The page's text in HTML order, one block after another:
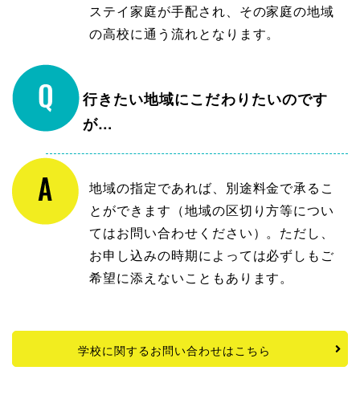
ステイ家庭が手配され、その家庭の地域
の高校に通う流れとなります。
行きたい地域にこだわりたいのです
が…
地域の指定であれば、別途料金で承るこ
とができます（地域の区切り方等につい
てはお問い合わせください）。ただし、
お申し込みの時期によっては必ずしもご
希望に添えないこともあります。
学校に関するお問い合わせはこちら